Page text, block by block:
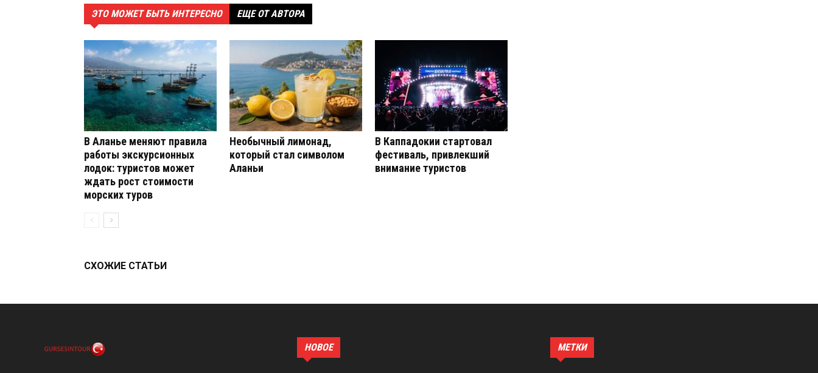
ЭТО МОЖЕТ БЫТЬ ИНТЕРЕСНО ЕЩЕ ОТ АВТОРА
В Аланье меняют правила
работы экскурсионных
лодок: туристов может
ждать рост стоимости
морских туров
Необычный лимонад,
который стал символом
Аланьи
В Каппадокии стартовал
фестиваль, привлекший
внимание туристов
СХОЖИЕ СТАТЬИ
НОВОЕ МЕТКИ